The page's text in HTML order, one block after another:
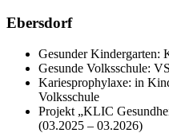
Ebersdorf
Gesunder Kindergarten:
Gesunde Volksschule:
Kariesprophylaxe: in
Volksschule
Projekt „KLIC
(03.2025 – 03.2026)